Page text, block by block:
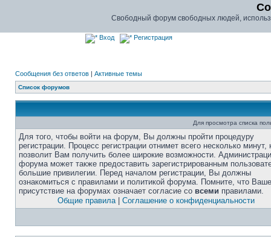
Свободный форум свободных людей,
Вход Регистрация
Сообщения без ответов | Активные темы
Список форумов
Для просмотра списка
Для того, чтобы войти на форум, Вы должны пройти процедуру
регистрации. Процесс регистрации отнимет всего несколько минут,
позволит Вам получить более широкие возможности.
форума может также предоставить зарегистрированным
большие привилегии. Перед началом регистрации, Вы должны
ознакомиться с правилами и политикой форума. Помните, что Ваше
присутствие на форумах означает согласие со всеми правилами.
Общие правила| Соглашение о конфиденциальности